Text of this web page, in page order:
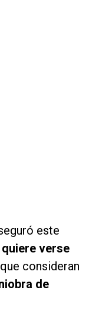
este
quiere verse
consideran
de